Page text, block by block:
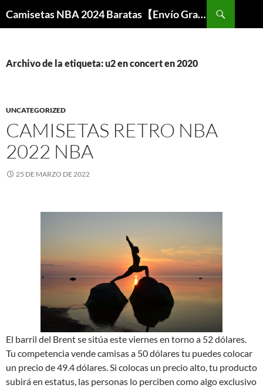
Camisetas NBA 2024 Baratas【Envío Gratis】
Archivo de la etiqueta: u2 en concert en 2020
UNCATEGORIZED
CAMISETAS RETRO NBA
2022 NBA
25 DE MARZO DE 2022
El barril del Brent se sitúa este viernes en torno a 52 dólares.
Tu competencia vende camisas a 50 dólares tu puedes colocar
un precio de 49.4 dólares. Si colocas un precio alto, tu producto
subirá en estatus, las personas lo perciben como algo exclusivo